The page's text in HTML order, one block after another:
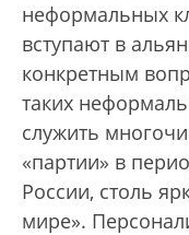
неформальных
вступают в
конкретным
таких
служить
«партии» в
России, столь
мире».